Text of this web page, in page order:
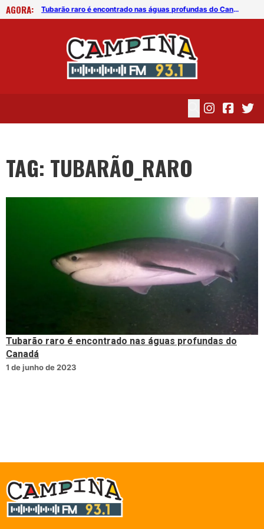
AGORA:
Tubarão raro é encontrado nas águas profundas do Canadá Tubarão raro é encontrado nas águas profundas do Canadá
TAG: TUBARÃO_RARO
Tubarão raro é encontrado nas águas profundas do
Canadá
1 de junho de 2023